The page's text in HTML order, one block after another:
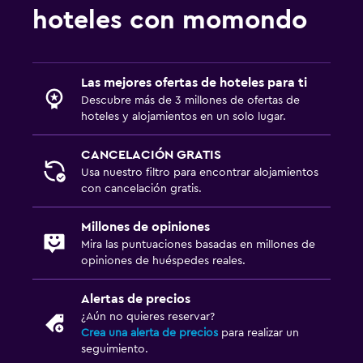
Ideal para familias
hoteles con momondo
Las mejores ofertas de hoteles para ti
Descubre más de 3 millones de ofertas de
hoteles y alojamientos en un solo lugar.
CANCELACIÓN GRATIS
Usa nuestro filtro para encontrar alojamientos
con cancelación gratis.
Millones de opiniones
Mira las puntuaciones basadas en millones de
opiniones de huéspedes reales.
Alertas de precios
¿Aún no quieres reservar?
Crea una alerta de precios para realizar un
seguimiento.